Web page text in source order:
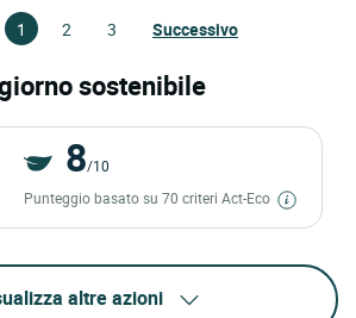
1 2 3 Successivo
sostenibile
8/10
Punteggio basato su 70 criteri Act-Eco
altre azioni